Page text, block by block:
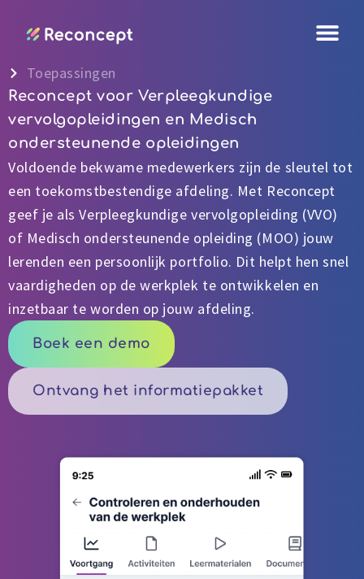
naar
inhoudToepassingen
Reconcept voor Verpleegkundige
vervolgopleidingen en Medisch
ondersteunende opleidingen
Voldoende bekwame medewerkers zijn de sleutel tot
een toekomstbestendige afdeling. Met Reconcept
geef je als Verpleegkundige vervolgopleiding (VVO)
of Medisch ondersteunende opleiding (MOO) jouw
lerenden een persoonlijk portfolio. Dit helpt hen snel
vaardigheden op de werkplek te ontwikkelen en
inzetbaar te worden op jouw afdeling.
Boek een demo
Ontvang het informatiepakket